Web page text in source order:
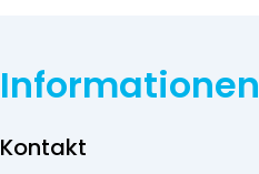
Informationen
Kontakt